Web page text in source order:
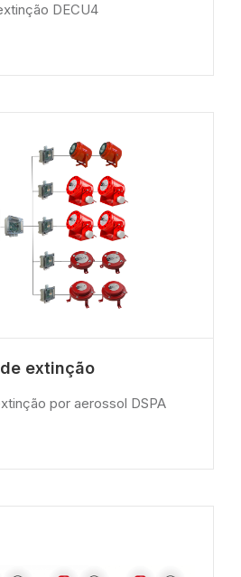
DECU4
extinção
por aerossol DSPA